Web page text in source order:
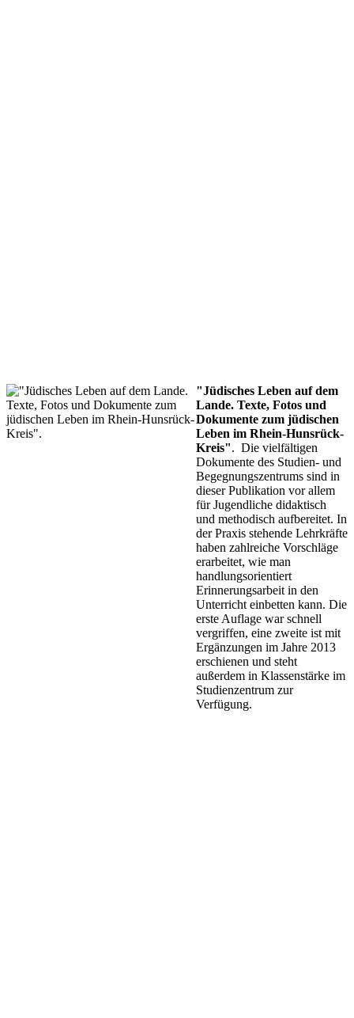
"Jüdisches Leben auf dem
Lande. Texte, Fotos und
Dokumente zum jüdischen
Leben im Rhein-Hunsrück-
Kreis". Die vielfältigen
Dokumente des Studien- und
Begegnungszentrums sind in
dieser Publikation vor allem
für Jugendliche didaktisch
und methodisch aufbereitet. In
der Praxis stehende Lehrkräfte
haben zahlreiche Vorschläge
erarbeitet, wie man
handlungsorientiert
Erinnerungsarbeit in den
Unterricht einbetten kann. Die
erste Auflage war schnell
vergriffen, eine zweite ist mit
Ergänzungen im Jahre 2013
erschienen und steht
außerdem in Klassenstärke im
Studienzentrum zur
Verfügung.